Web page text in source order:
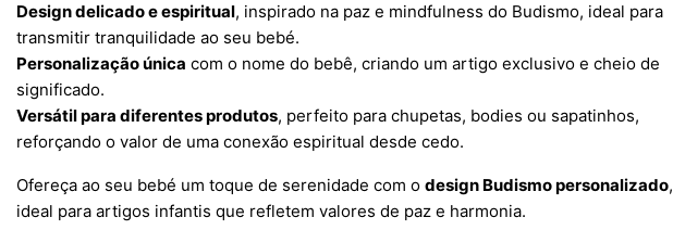
Design delicado e espiritual, inspirado na paz e mindfulness do Budismo, ideal para
transmitir tranquilidade ao seu bebé.
Personalização única com o nome do bebê, criando um artigo exclusivo e cheio de
significado.
Versátil para diferentes produtos, perfeito para chupetas, bodies ou sapatinhos,
reforçando o valor de uma conexão espiritual desde cedo.
Ofereça ao seu bebé um toque de serenidade com o design Budismo personalizado,
ideal para artigos infantis que refletem valores de paz e harmonia.